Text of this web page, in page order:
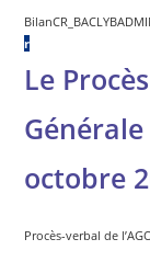
r
Le
octobre
Procès-verbal de